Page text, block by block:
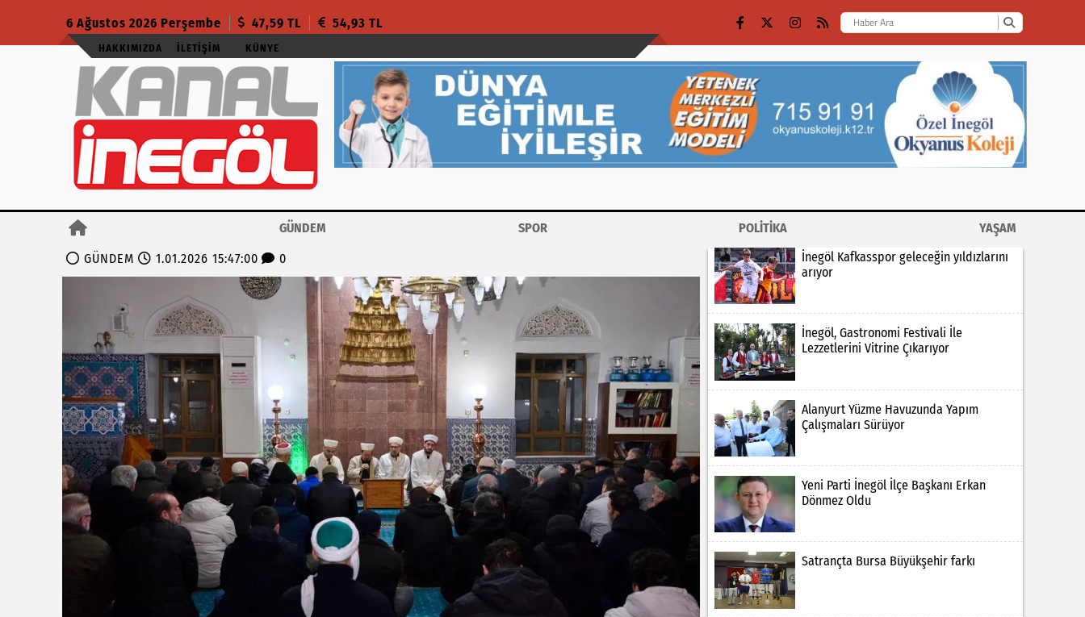
6 Ağustos 2026 Perşembe 47,59 TL 54,93 TL
HAKKIMIZDA İLETIŞIM KÜNYE
GÜNDEM SPOR POLİTİKA
YAŞAM
GÜNDEM
1.01.2026 15:47:00 0
İnegöl Kafkasspor geleceğin yıldızlarını
arıyor
İnegöl, Gastronomi Festivali İle
Lezzetlerini Vitrine Çıkarıyor
Alanyurt Yüzme Havuzunda Yapım
Çalışmaları Sürüyor
Yeni Parti İnegöl İlçe Başkanı Erkan
Dönmez Oldu
Satrançta Bursa Büyükşehir farkı